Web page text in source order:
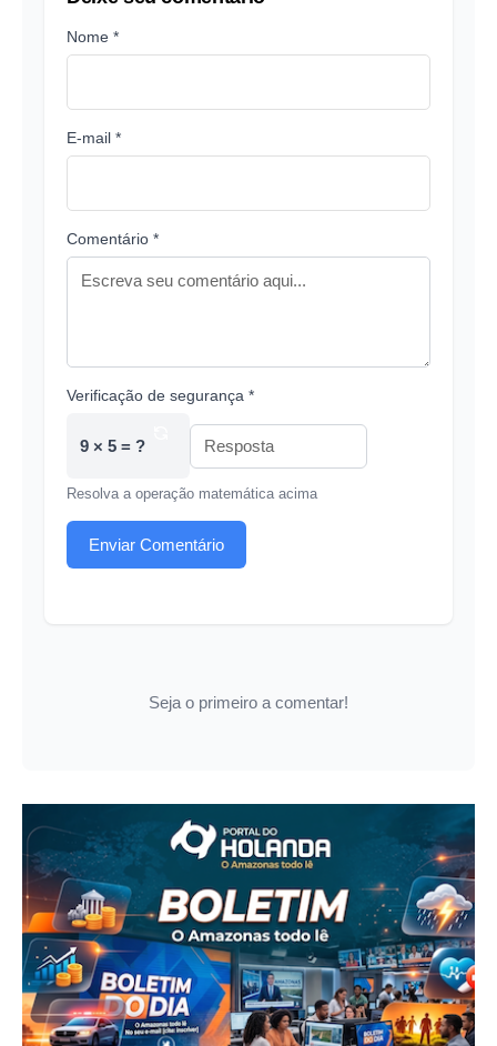
Nome *
E-mail *
Comentário *
Verificação de segurança *
9 × 5 = ?
Resolva a operação matemática acima
Enviar Comentário
Seja o primeiro a comentar!